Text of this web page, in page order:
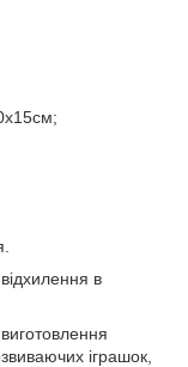
в
іграшок,